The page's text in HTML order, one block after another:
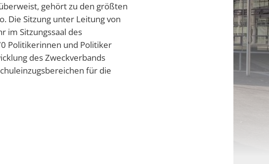
gehört zu den größten
Die Sitzung unter Leitung von
im Sitzungssaal des
Politikerinnen und Politiker
des Zweckverbands
für die